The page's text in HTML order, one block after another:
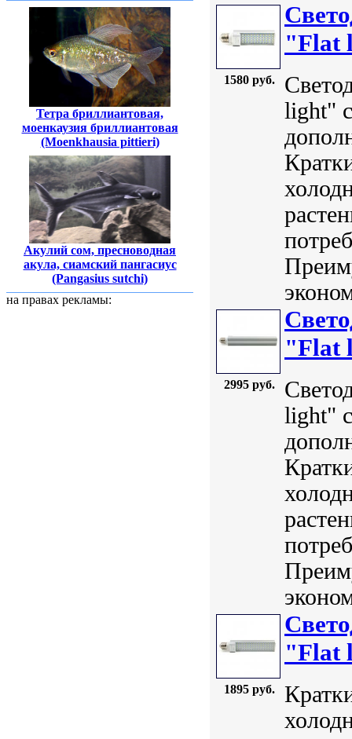
Тетра бриллиантовая,
моенкаузия бриллиантовая
(Moenkhausia pittieri)
Акулий сом, пресноводная
акула, сиамский пангасиус
(Pangasius sutchi)
на правах рекламы:
1580 руб.
"Flat
light"
2995 руб.
"Flat
light"
1895 руб.
"Flat